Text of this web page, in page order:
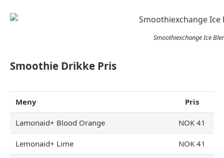
Smoothiexchange Ice
Smoothie Drikke Pris
Meny Pris
Lamonaid+ Blood Orange NOK 41
Lemonaid+ Lime NOK 41